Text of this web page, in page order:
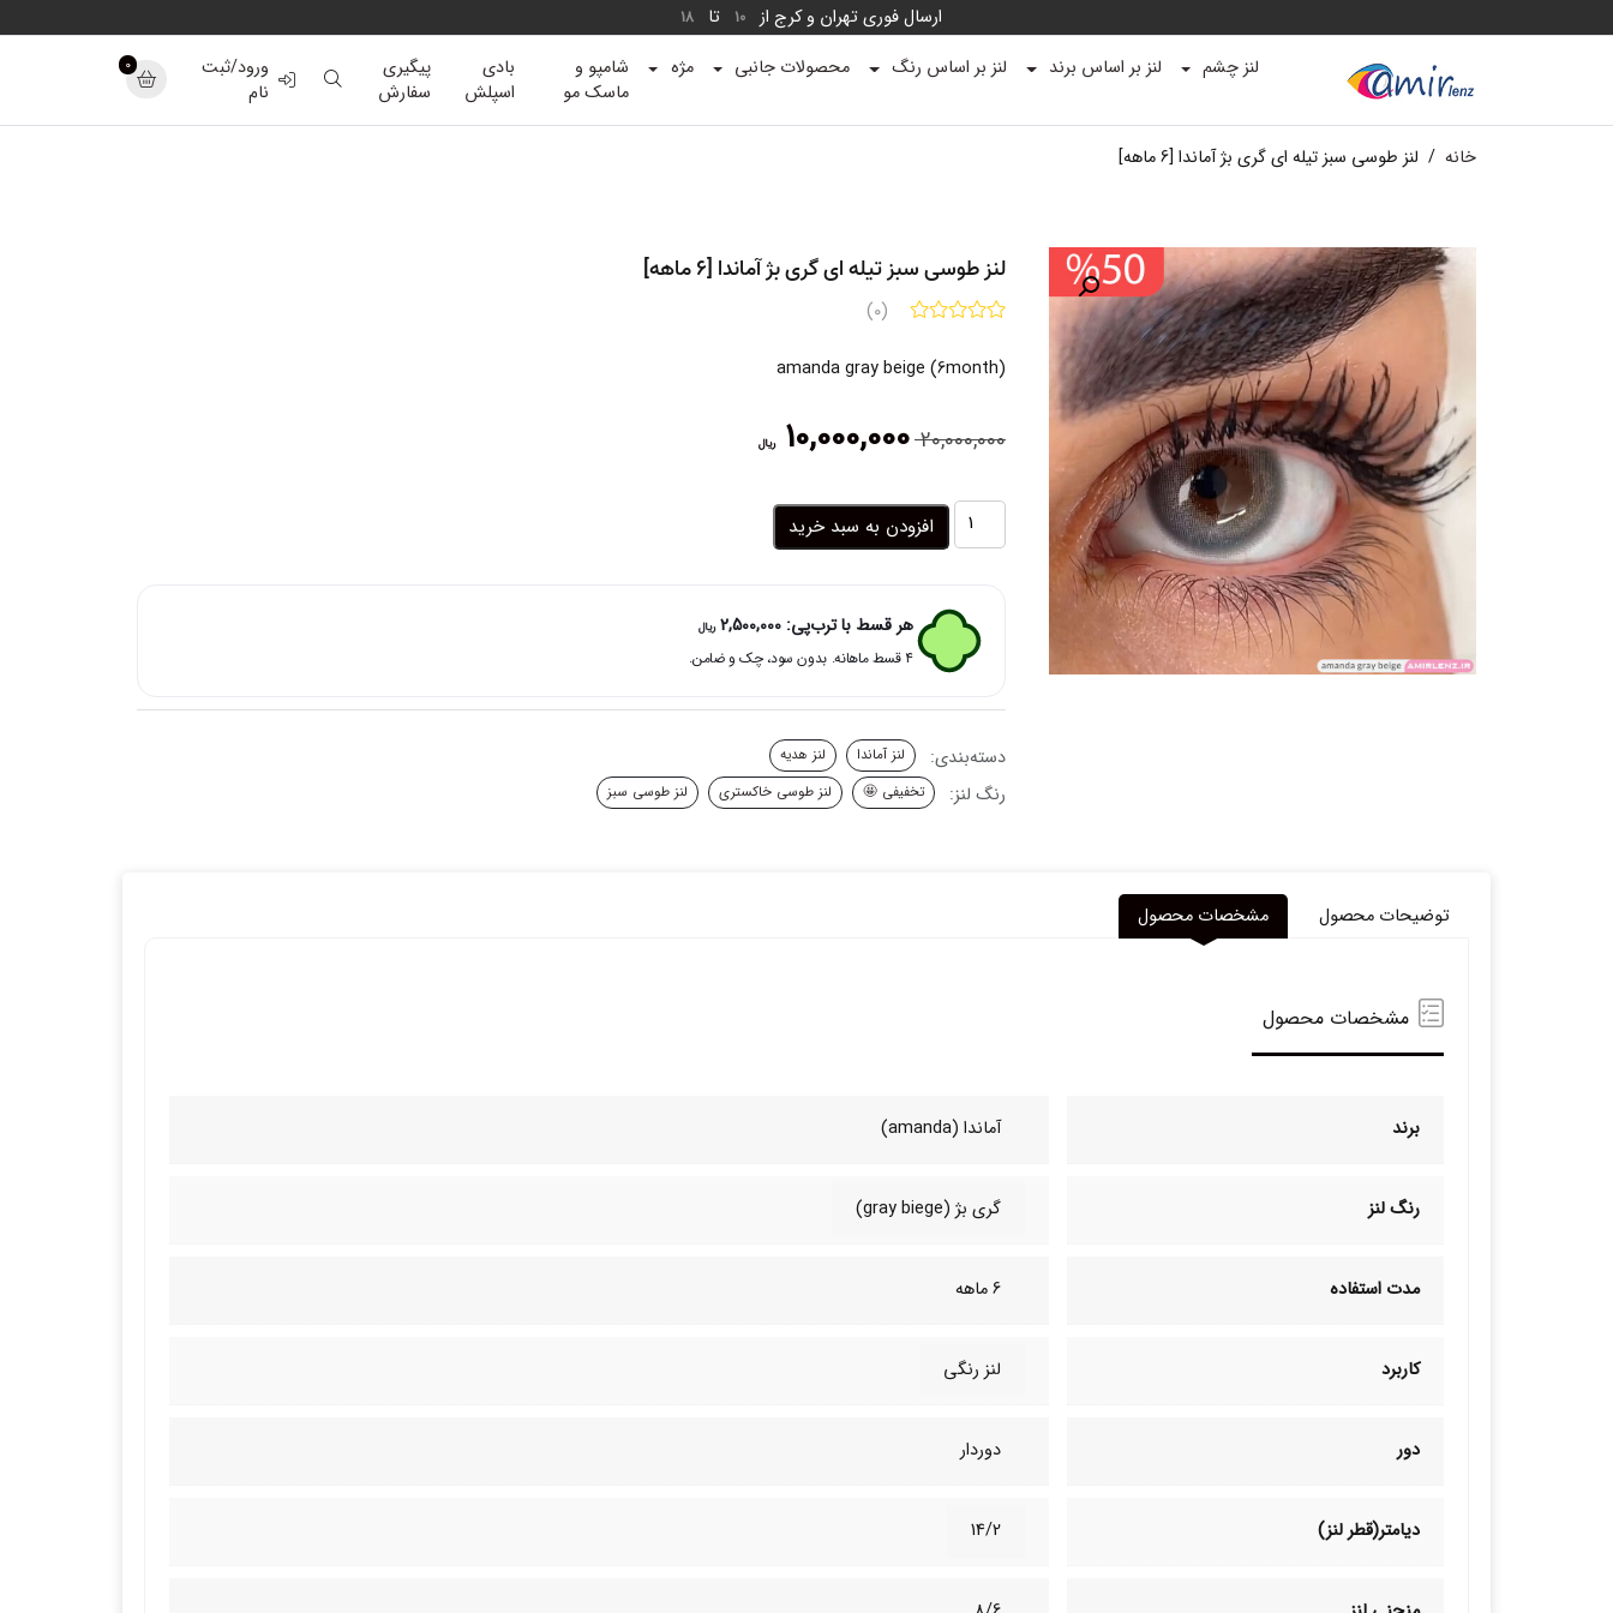
ارسال فوری تهران و کرج از 10 تا 18
لنز چشم لنز بر اساس برند لنز بر اساس رنگ محصولات جانبی مژه
شامپو و
ماسک مو
بادی
اسپلش
پیگیری
سفارش
ورود/ثبت
نام
0
خانه / لنز طوسی سبز تیله ای گری بژ آماندا [6 ماهه]
لنز طوسی سبز تیله ای گری بژ آماندا [6 ماهه]
(0)
amanda gray beige (6month)
20,000,000 قیمت
اصلی:
بود.
10,000,000 ریالفعلی:
لنز
طوسی
گری
[6
عدد
افزودن به سبد خرید
هر قسط با ترب‌پی: 2,500,000 ریال
۴ قسط ماهانه. بدون سود، چک و ضامن.
دسته‌بندی: لنز آماندا لنز هدیه
رنگ لنز: تخفیفی 🤩 لنز طوسی خاکستری لنز طوسی سبز
توضیحات محصول مشخصات محصول
مشخصات محصول
برند آماندا (amanda)
رنگ لنز گری بژ (gray biege)
مدت استفاده 6 ماهه
کاربرد لنز رنگی
دور دوردار
دیامتر(قطر لنز) 14/2